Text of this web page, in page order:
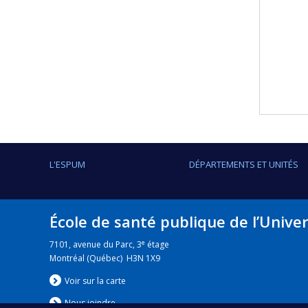
L'ESPUM DÉPARTEMENTS ET UNITÉS
École de santé publique de
7101, avenue du Parc, 3e étage
Montréal (Québec) H3N 1X9
Voir sur la carte
Nous joindre